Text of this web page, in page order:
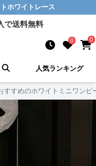
ホワイトレース
で送料無料
0 0
人気ランキング
すすめのホワイトミニワン